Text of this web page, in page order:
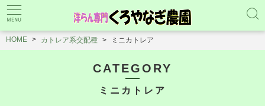
HOME カトレア系交配種 ミニカトレア
CATEGORY
ミニカトレア